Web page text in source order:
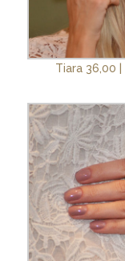
Tiara 36,00 |